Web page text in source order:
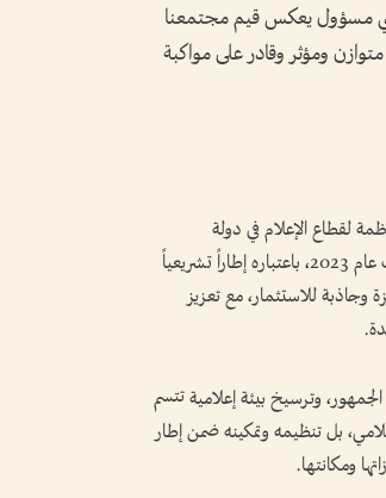
مسؤول يعكس قيم مجتمعنا
ومؤثر وقادر على مواكبة
لقطاع الإعلام في دولة
الإمارات، وفي مقدمتها قانون تنظيم الإعلام ولائحته التنفيذية الجديدة التي أقرت عام 2023، باعتباره إطاراً تشريعياً
وجاذبة للاستثمار، مع تعزيز
وترسيخ بيئة إعلامية تتسم
بل تنظيمه وتمكينه ضمن إطار
ومكانتها.